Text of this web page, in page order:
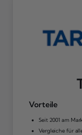
Vorteile
Seit 2001 am
Vergleiche für